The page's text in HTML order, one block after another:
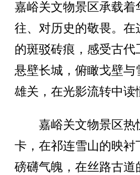
嘉峪关文物景区承载
往、对历史的敬畏。
的斑驳砖痕，感受古
悬壁长城，俯瞰戈壁
雄关，在光影流转中读
嘉峪关文物景区热
卡，在祁连雪山的映衬
磅礴气魄，在丝路古